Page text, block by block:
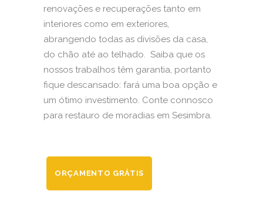
renovações e recuperações tanto em
interiores como em exteriores,
abrangendo todas as divisões da casa,
do chão até ao telhado. Saiba que os
nossos trabalhos têm garantia, portanto
fique descansado: fará uma boa opção e
um ótimo investimento. Conte connosco
para restauro de moradias em Sesimbra.
ORÇAMENTO GRÁTIS